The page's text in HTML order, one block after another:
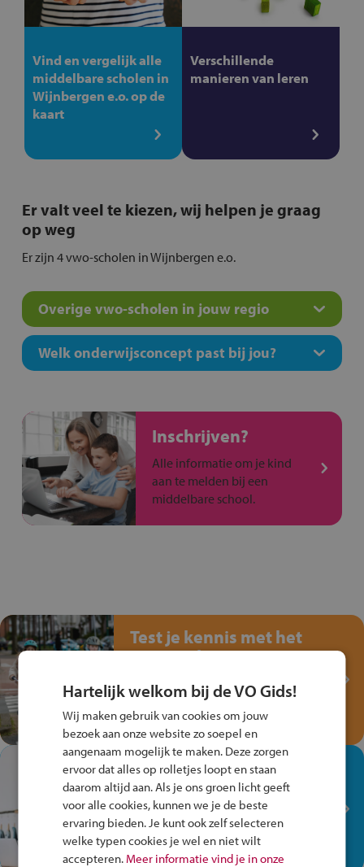
Vind en vergelijk alle
middelbare scholen in
Wijnbergen e.o. op de
kaart
Verschillende
manieren van leren
Er valt veel te kiezen, wij helpen je graag
op weg
Er zijn 4 vwo-scholen in Wijnbergen e.o.
Overige vwo-scholen in jouw regio
Welk onderwijsconcept past bij jou?
Inschrijven?
Alle informatie om je kind
aan te melden bij een
middelbare school.
Test je kennis met het
Fiets Veilig
Speel het Fiets Veilig Verkeersspel
en win een Cortina-fiets!
In de winkel ben je op je
plek!
Ontdek via het vmbo jouw talent
op de winkelvloer, waar elke dag
anders is!
Hartelijk welkom bij de VO Gids!
Wij maken gebruik van cookies om jouw
bezoek aan onze website zo soepel en
aangenaam mogelijk te maken. Deze zorgen
ervoor dat alles op rolletjes loopt en staan
daarom altijd aan. Als je ons groen licht geeft
voor alle cookies, kunnen we je de beste
ervaring bieden. Je kunt ook zelf selecteren
welke typen cookies je wel en niet wilt
accepteren. Meer informatie vind je in onze